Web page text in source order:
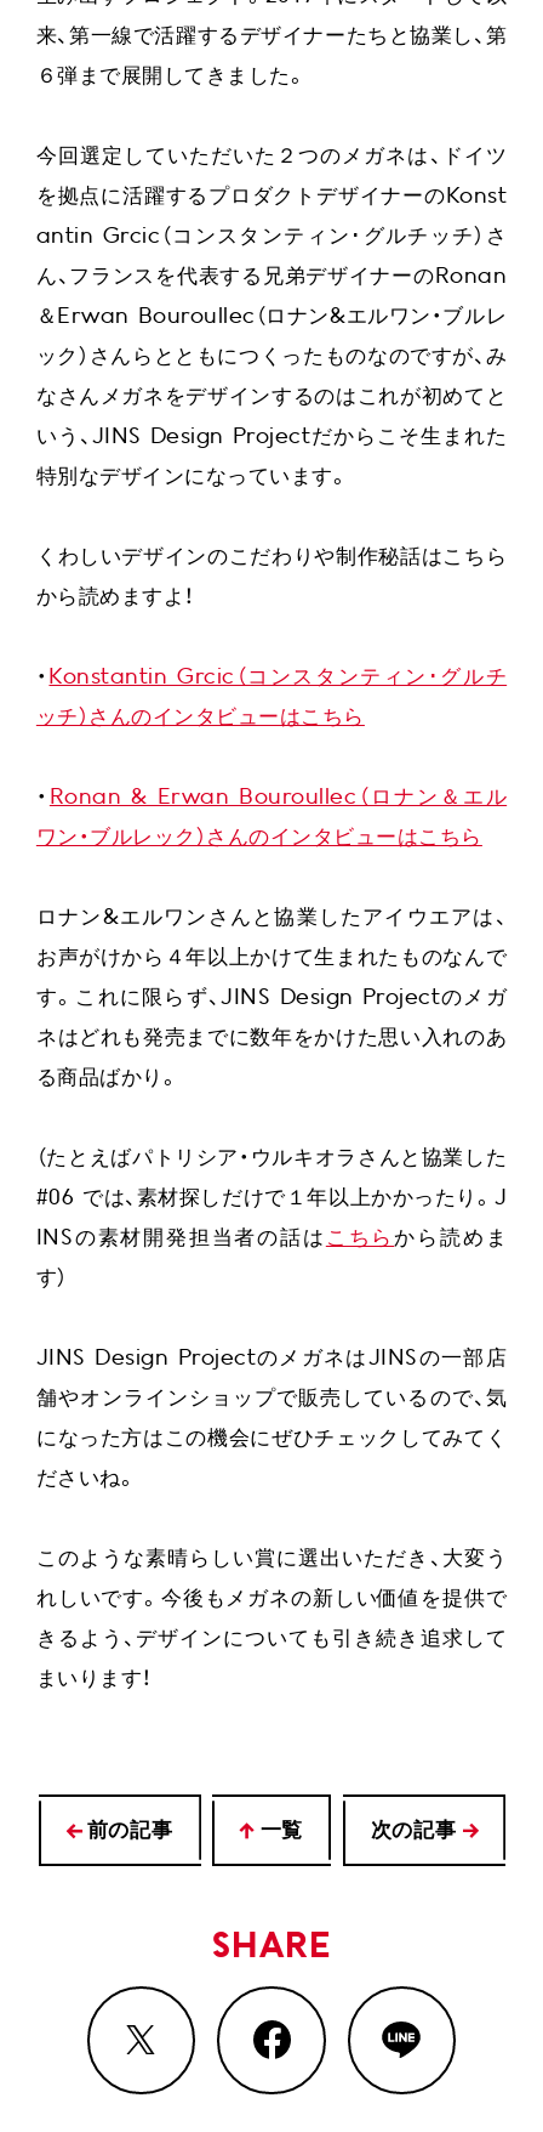
来、第一線で活躍するデザイナーたちと協業し、第
６弾まで展開してきました。
今回選定していただいた２つのメガネは、ドイツ
を拠点に活躍するプロダクトデザイナーのKonst
antin Grcic（コンスタンティン･グルチッチ）さ
ん、フランスを代表する兄弟デザイナーのRonan
＆Erwan Bouroullec（ロナン&エルワン・ブルレ
ック）さんらとともにつくったものなのですが、み
なさんメガネをデザインするのはこれが初めてと
いう、JINS Design Projectだからこそ生まれた
特別なデザインになっています。
くわしいデザインのこだわりや制作秘話はこちら
から読めますよ！
・ Konstantin Grcic（コンスタンティン･グルチ
ッチ）さんのインタビューはこちら
・ Ronan & Erwan Bouroullec（ロナン＆エル
ワン・ブルレック）さんのインタビューはこちら
ロナン&エルワンさんと協業したアイウエアは、
お声がけから４年以上かけて生まれたものなんで
す。これに限らず、JINS Design Projectのメガ
ネはどれも発売までに数年をかけた思い入れのあ
る商品ばかり。
（たとえばパトリシア・ウルキオラさんと協業した
#06 では、素材探しだけで１年以上かかったり。J
INSの素材開発担当者の話は こちらから読めま
す）
JINS Design ProjectのメガネはJINSの一部店
舗やオンラインショップで販売しているので、気
になった方はこの機会にぜひチェックしてみてく
ださいね。
このような素晴らしい賞に選出いただき、大変う
れしいです。今後もメガネの新しい価値を提供で
きるよう、デザインについても引き続き追求して
まいります！
前の記事 一覧 次の記事
SHARE